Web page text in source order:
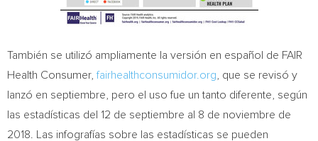
También se utilizó ampliamente la versión en español de FAIR
Health Consumer,fairhealthconsumidor.org , que se revisó y
lanzó en septiembre, pero el uso fue un tanto diferente, según
las estadísticas del 12 de septiembre al 8 de noviembre de
2018. Las infografías sobre las estadísticas se pueden